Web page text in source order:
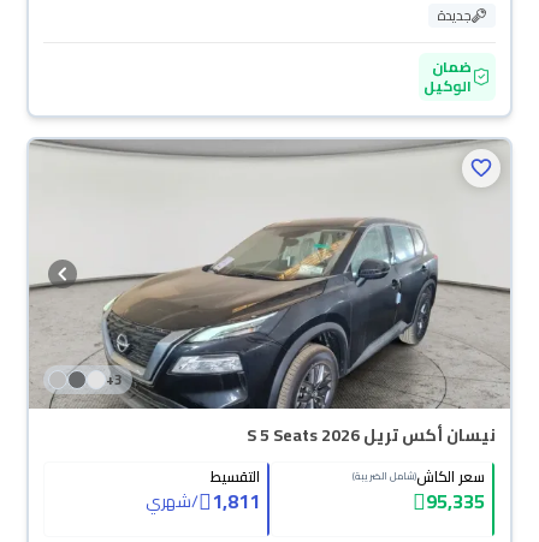
جديدة
ضمان
الوكيل
3
+
نيسان أكس تريل S 5 Seats 2026
سعر الكاش(شامل الضريبة)
95,335
التقسيط
1,811
/شهري